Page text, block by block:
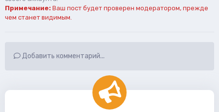
Примечание: Ваш пост будет проверен модератором, прежде
чем станет видимым.
Добавить комментарий...